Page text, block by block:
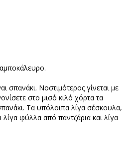
σπανάκι. Νοστιμότερος γίνεται με
στο μισό κιλό χόρτα τα
Τα υπόλοιπα λίγα σέσκουλα,
φύλλα από παντζάρια και λίγα